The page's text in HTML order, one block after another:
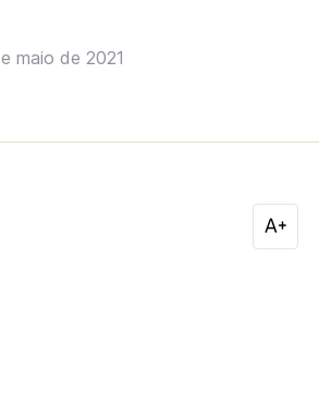
maio de 2021